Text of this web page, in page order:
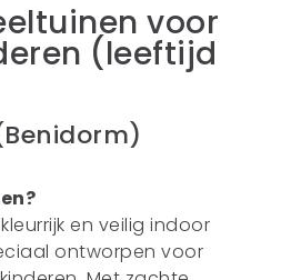
voor
(leeftijd
en veilig indoor
ontworpen voor